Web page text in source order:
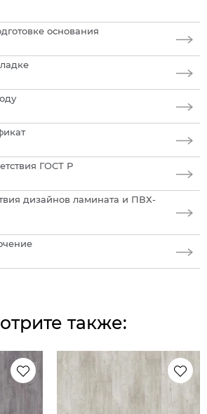
основания
ГОСТ Р
дизайнов ламината и ПВХ-
также: